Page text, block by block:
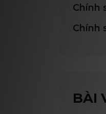
Chính
Chính
BÀI